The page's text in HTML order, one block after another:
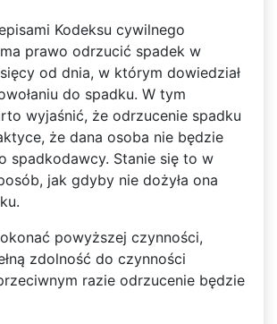
Kodeksu cywilnego
prawo odrzucić spadek w
od dnia, w którym dowiedział
do spadku. W tym
wyjaśnić, że odrzucenie spadku
że dana osoba nie będzie
spadkodawcy. Stanie się to w
jak gdyby nie dożyła ona
powyższej czynności,
zdolność do czynności
razie odrzucenie będzie